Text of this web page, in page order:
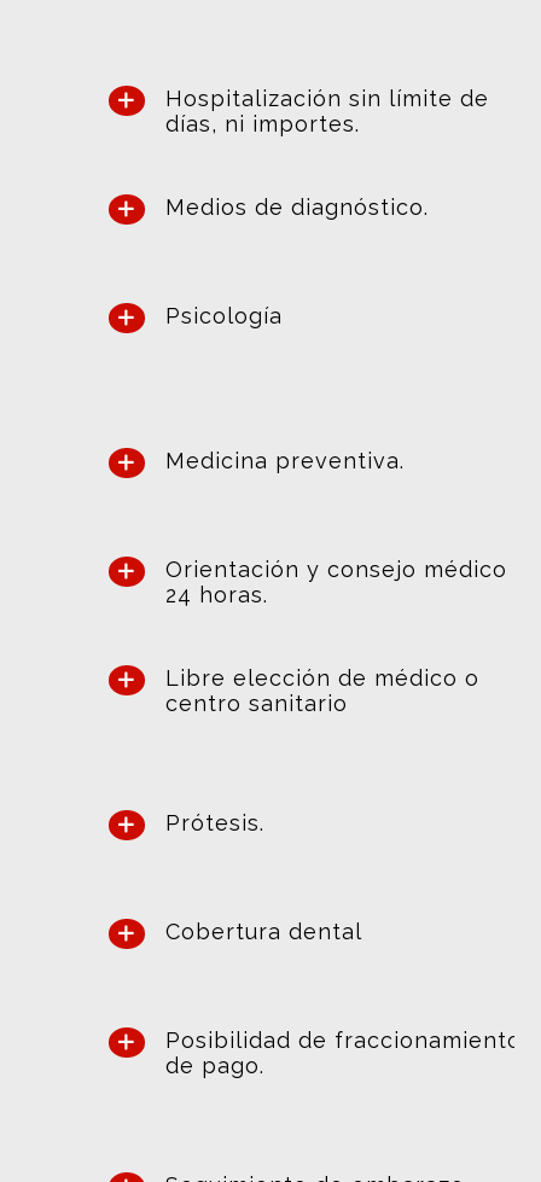
Hospitalización sin límite de
días, ni importes.
Medios de diagnóstico.
Psicología
Medicina preventiva.
Orientación y consejo médico
24 horas.
Libre elección de médico o
centro sanitario
Prótesis.
Cobertura dental
Posibilidad de fraccionamiento
de pago.